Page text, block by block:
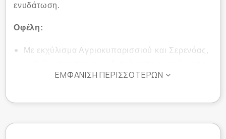
ενυδάτωση.
Οφέλη:
Με εκχύλισμα Αγριοκυπαρισσιού και Σερενόας,
ερυθρότητα και βελτιώνει την όψη των πόρων.
προσφέροντας ομοιόμορφη, ματ και απαλή υφή.
ΕΜΦΆΝΙΣΗ ΠΕΡΙΣΣΌΤΕΡΩΝ